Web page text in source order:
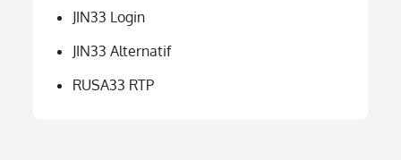
JIN33 Login
JIN33 Alternatif
RUSA33 RTP